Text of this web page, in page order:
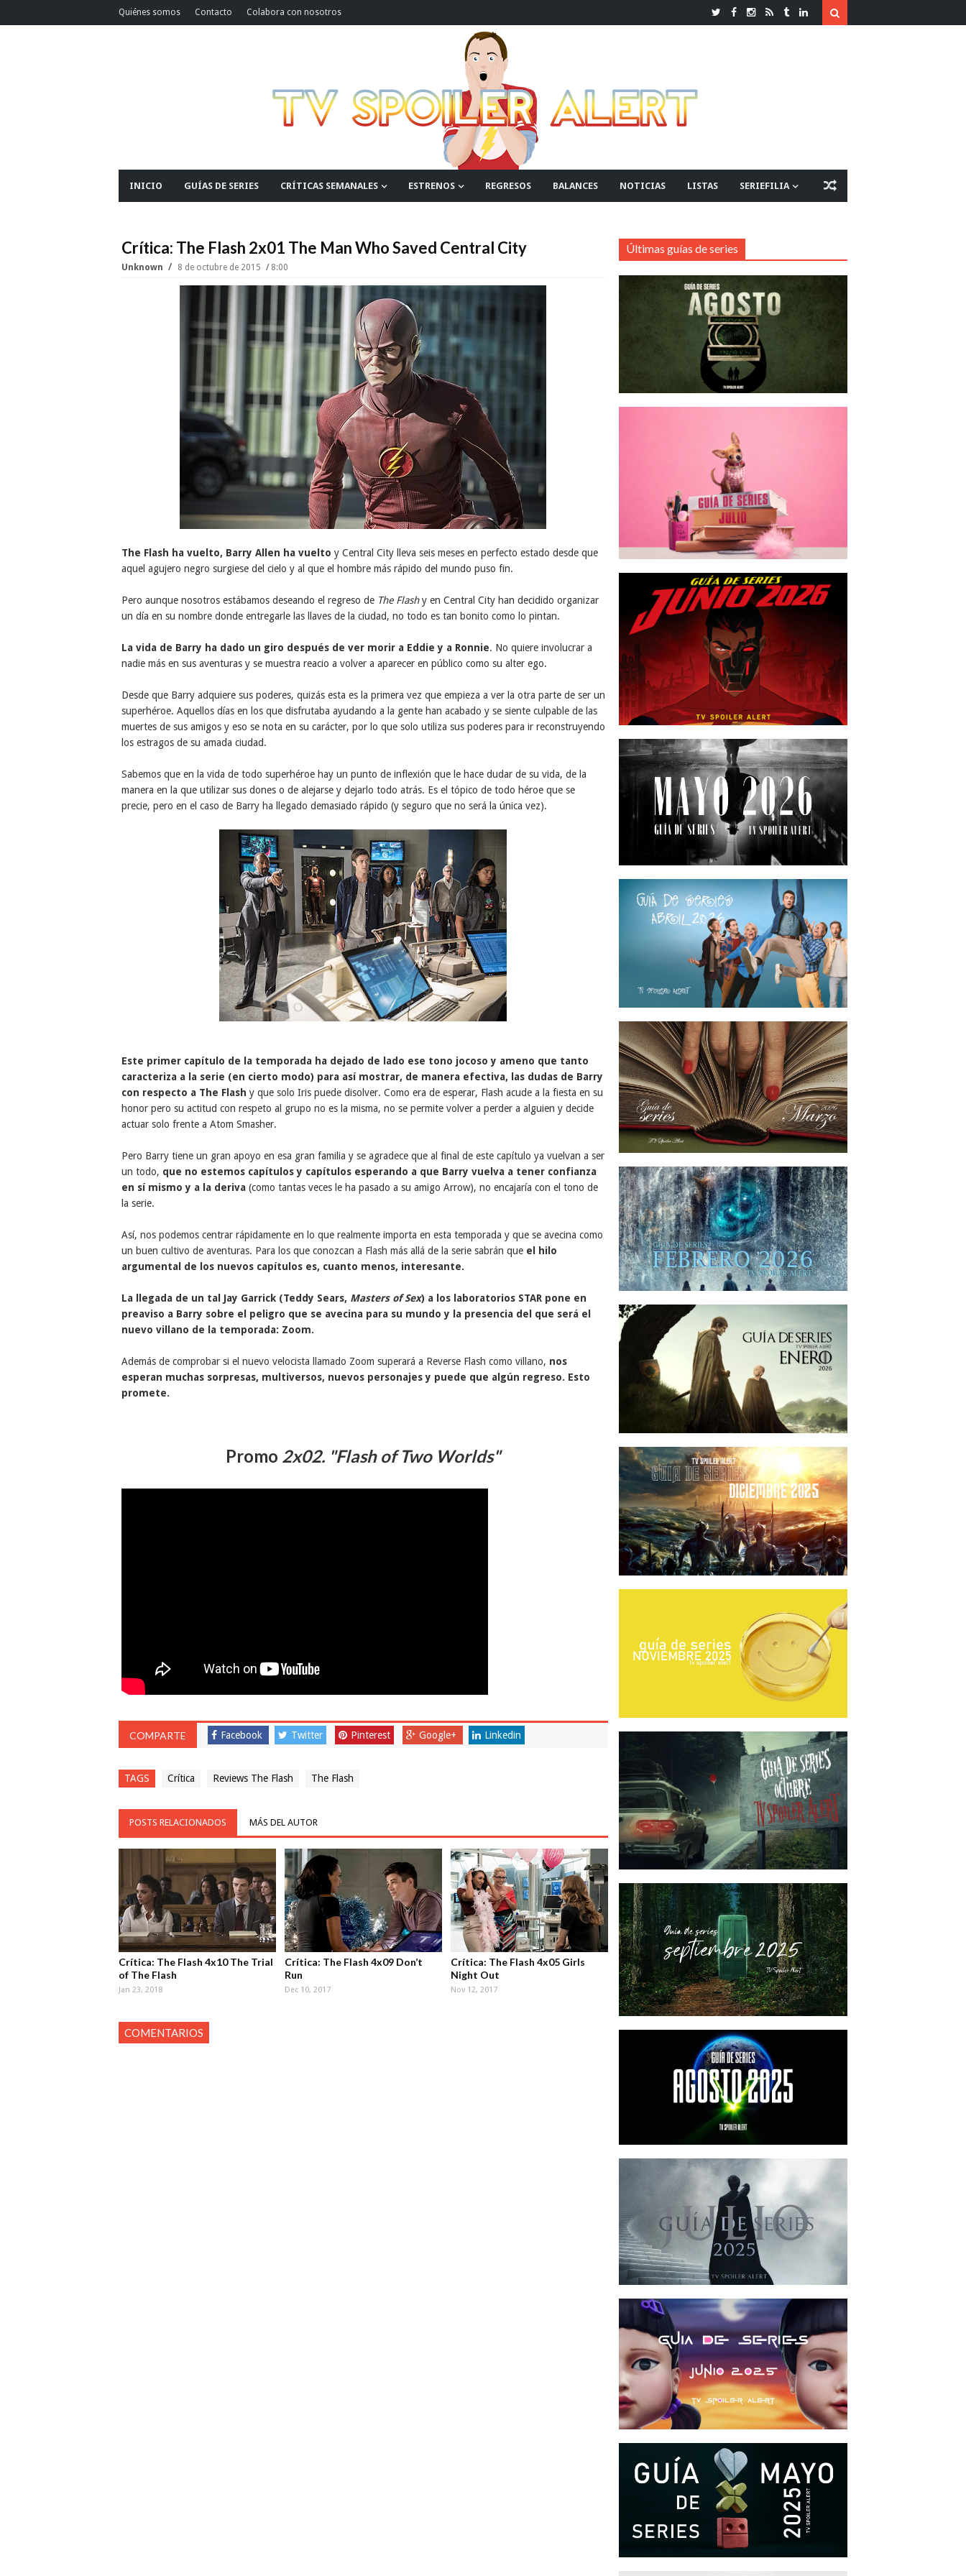
Quiénes somos Contacto Colabora con nosotros
INICIO GUÍAS DE SERIES CRÍTICAS SEMANALES ESTRENOS REGRESOS BALANCES NOTICIAS LISTAS SERIEFILIA
Crítica: The Flash 2x01 The Man Who Saved Central City
Unknown 8 de octubre de 2015 8:00
The Flash ha vuelto, Barry Allen ha vuelto y Central City lleva seis meses en perfecto estado desde que
aquel agujero negro surgiese del cielo y al que el hombre más rápido del mundo puso fin.
Pero aunque nosotros estábamos deseando el regreso de The Flashy en Central City han decidido organizar
un día en su nombre donde entregarle las llaves de la ciudad, no todo es tan bonito como lo pintan.
La vida de Barry ha dado un giro después de ver morir a Eddie y a Ronnie. No quiere involucrar a
nadie más en sus aventuras y se muestra reacio a volver a aparecer en público como su alter ego.
Desde que Barry adquiere sus poderes, quizás esta es la primera vez que empieza a ver la otra parte de ser un
superhéroe. Aquellos días en los que disfrutaba ayudando a la gente han acabado y se siente culpable de las
muertes de sus amigos y eso se nota en su carácter, por lo que solo utiliza sus poderes para ir reconstruyendo
los estragos de su amada ciudad.
Sabemos que en la vida de todo superhéroe hay un punto de inflexión que le hace dudar de su vida, de la
manera en la que utilizar sus dones o de alejarse y dejarlo todo atrás. Es el tópico de todo héroe que se
precie, pero en el caso de Barry ha llegado demasiado rápido (y seguro que no será la única vez).
Este primer capítulo de la temporada ha dejado de lado ese tono jocoso y ameno que tanto
caracteriza a la serie (en cierto modo) para así mostrar, de manera efectiva, las dudas de Barry
con respecto a The Flash y que solo Iris puede disolver. Como era de esperar, Flash acude a la fiesta en su
honor pero su actitud con respeto al grupo no es la misma, no se permite volver a perder a alguien y decide
actuar solo frente a Atom Smasher.
Pero Barry tiene un gran apoyo en esa gran familia y se agradece que al final de este capítulo ya vuelvan a ser
un todo, que no estemos capítulos y capítulos esperando a que Barry vuelva a tener confianza
en sí mismo y a la deriva(como tantas veces le ha pasado a su amigo Arrow), no encajaría con el tono de
la serie.
Así, nos podemos centrar rápidamente en lo que realmente importa en esta temporada y que se avecina como
un buen cultivo de aventuras. Para los que conozcan a Flash más allá de la serie sabrán que el hilo
argumental de los nuevos capítulos es, cuanto menos, interesante.
La llegada de un tal Jay Garrick (Teddy Sears, Masters of Sex) a los laboratorios STAR pone en
preaviso a Barry sobre el peligro que se avecina para su mundo y la presencia del que será el
nuevo villano de la temporada: Zoom.
Además de comprobar si el nuevo velocista llamado Zoom superará a Reverse Flash como villano, nos
esperan muchas sorpresas, multiversos, nuevos personajes y puede que algún regreso. Esto
promete.
Promo 2x02. "Flash of Two Worlds"
COMPARTE Facebook Twitter Pinterest Google+ Linkedin
TAGS Crítica Reviews The Flash The Flash
POSTS RELACIONADOS MÁS DEL AUTOR
Crítica: The Flash 4x10 The Trial
of The Flash
Jan 23, 2018
Crítica: The Flash 4x09 Don’t
Run
Dec 10, 2017
Crítica: The Flash 4x05 Girls
Night Out
Nov 12, 2017
COMENTARIOS
Últimas guías de series